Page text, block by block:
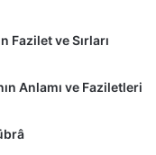
Fazilet ve Sırları
Anlamı ve Faziletleri